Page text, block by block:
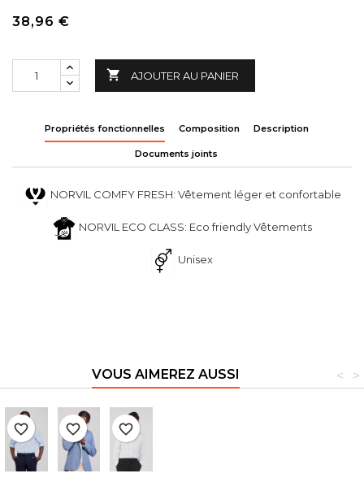
38,96 €
 AJOUTER AU PANIER
Propriétés fonctionnelles Composition Description
Documents joints
NORVIL COMFY FRESH: Vêtement léger et confortable
NORVIL ECO CLASS: Eco friendly Vêtements
Unisex
VOUS AIMEREZ AUSSI >
<
favorite_border favorite_border favorite_border